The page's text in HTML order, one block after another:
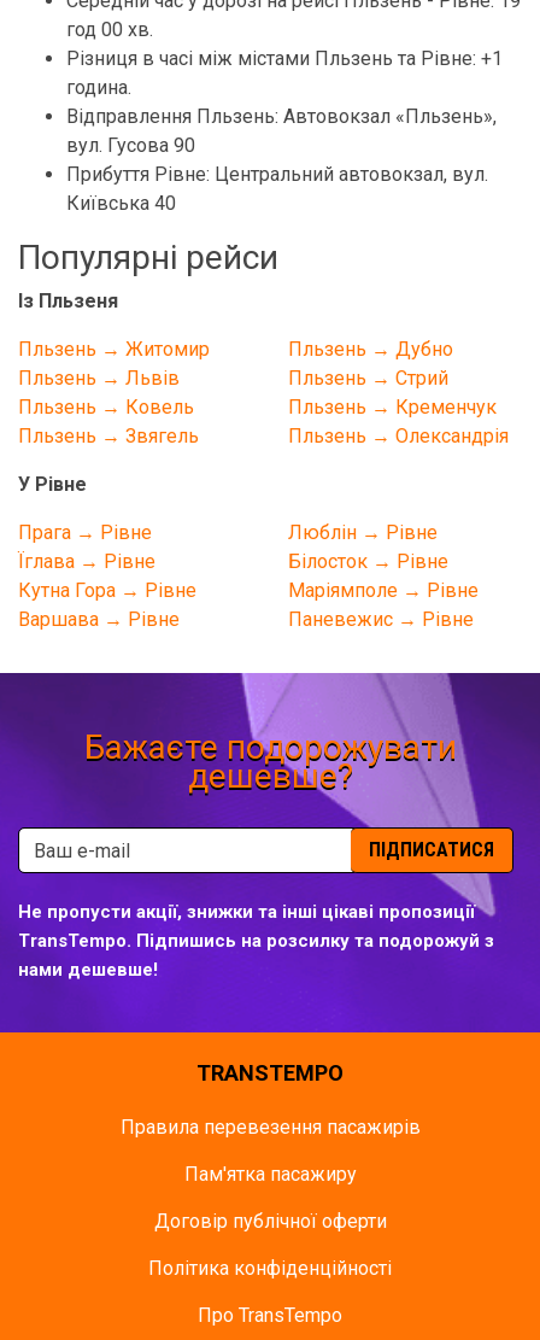
год 00 хв.
Різниця в часі між містами Пльзень та Рівне: +1
година.
Відправлення Пльзень: Автовокзал «Пльзень»,
вул. Гусова 90
Прибуття Рівне: Центральний автовокзал, вул.
Київська 40
Популярні рейси
Із Пльзеня
Пльзень → Житомир
Пльзень → Львів
Пльзень → Ковель
Пльзень → Звягель
Пльзень → Дубно
Пльзень → Стрий
Пльзень → Кременчук
Пльзень → Олександрія
У Рівне
Прага → Рівне
Їглава → Рівне
Кутна Гора → Рівне
Варшава → Рівне
Люблін → Рівне
Білосток → Рівне
Маріямполе → Рівне
Паневежис → Рівне
Бажаєте подорожувати
дешевше?
ПІДПИСАТИСЯ
Не пропусти акції, знижки та інші цікаві пропозиції
TransTempo. Підпишись на розсилку та подорожуй з
нами дешевше!
TRANSTEMPO
Правила перевезення пасажирів
Пам'ятка пасажиру
Договір публічної оферти
Політика конфіденційності
Про TransTempo